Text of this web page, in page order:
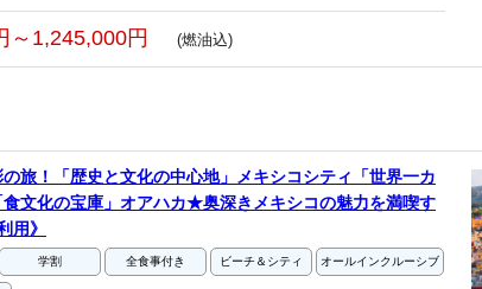
～1,245,000円 (燃油込)
旅！「歴史と文化の中心地」メキシコシティ「世界一カ
文化の宝庫」オアハカ★奥深きメキシコの魅力を満喫す
用》
学割 全食事付き ビーチ＆シティ オールインクルーシブ